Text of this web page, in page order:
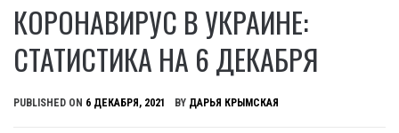
КОРОНАВИРУС В УКРАИНЕ:
СТАТИСТИКА НА 6 ДЕКАБРЯ
PUBLISHED ON 6 ДЕКАБРЯ, 2021 BY ДАРЬЯ КРЫМСКАЯ